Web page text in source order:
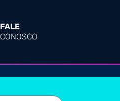
FALE
CONOSCO